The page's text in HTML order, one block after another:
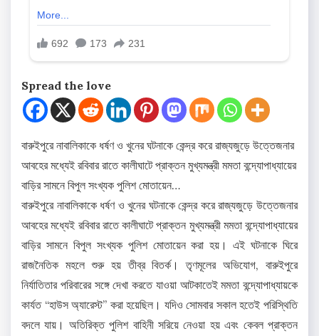
Spread the love
বারুইপুরে নাবালিকাকে ধর্ষণ ও খুনের ঘটনাকে কেন্দ্র করে রাজ্যজুড়ে উত্তেজনার
আবহের মধ্যেই রবিবার রাতে কালীঘাটে প্রাক্তন মুখ্যমন্ত্রী মমতা বন্দ্যোপাধ্যায়ের
বাড়ির সামনে বিপুল সংখ্যক পুলিশ মোতায়েন…
বারুইপুরে নাবালিকাকে ধর্ষণ ও খুনের ঘটনাকে কেন্দ্র করে রাজ্যজুড়ে উত্তেজনার
আবহের মধ্যেই রবিবার রাতে কালীঘাটে প্রাক্তন মুখ্যমন্ত্রী মমতা বন্দ্যোপাধ্যায়ের
বাড়ির সামনে বিপুল সংখ্যক পুলিশ মোতায়েন করা হয়। এই ঘটনাকে ঘিরে
রাজনৈতিক মহলে শুরু হয় তীব্র বিতর্ক। তৃণমূলের অভিযোগ, বারুইপুরে
নির্যাতিতার পরিবারের সঙ্গে দেখা করতে যাওয়া আটকাতেই মমতা বন্দ্যোপাধ্যায়কে
কার্যত “হাউস অ্যারেস্ট” করা হয়েছিল। যদিও সোমবার সকাল হতেই পরিস্থিতি
বদলে যায়। অতিরিক্ত পুলিশ বাহিনী সরিয়ে নেওয়া হয় এবং কেবল প্রাক্তন